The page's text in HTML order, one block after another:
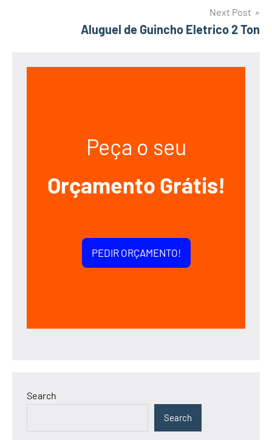
Next Post
Aluguel de Guincho Eletrico 2 Ton
Peça o seu
Orçamento Grátis!
PEDIR ORÇAMENTO!
Search
Search